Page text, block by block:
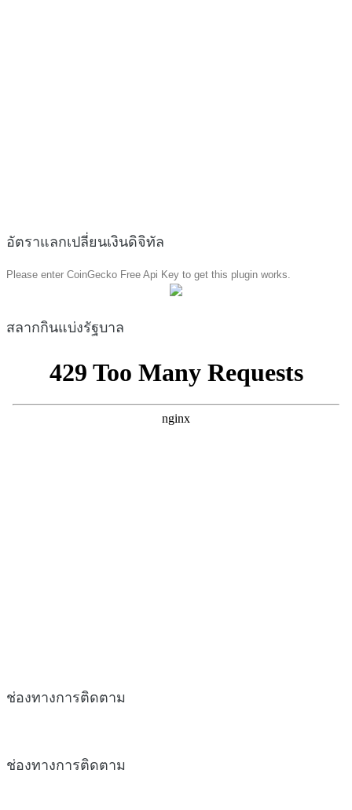
อัตราแลกเปลี่ยนเงินดิจิทัล
Please enter CoinGecko Free Api Key to get this plugin works.
สลากกินแบ่งรัฐบาล
ช่องทางการติดตาม
ช่องทางการติดตาม